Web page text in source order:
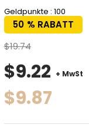
Geldpunkte : 100
%
50
RABATT
$19.74
$9.22 + MwSt
$9.87